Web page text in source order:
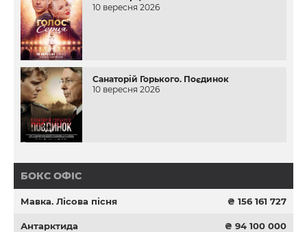
10 вересня 2026
Санаторій Горького. Поєдинок
10 вересня 2026
БОКС ОФІС
Мавка. Лісова пісня ₴ 156 161 727
Антарктида ₴ 94 100 000